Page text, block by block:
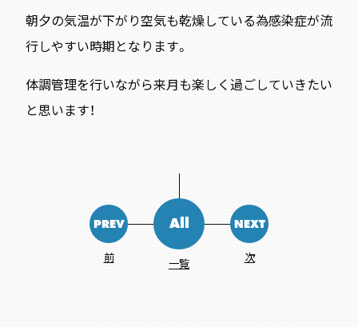
朝夕の気温が下がり空気も乾燥している為感染症が流
行しやすい時期となります。
体調管理を行いながら来月も楽しく過ごしていきたい
と思います！
PREV
前
All
一覧
NEXT
次